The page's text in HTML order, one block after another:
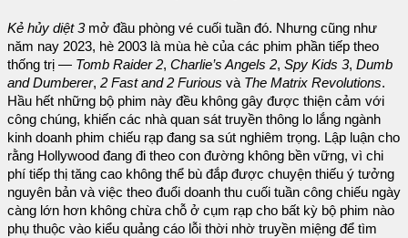
Kẻ hủy diệt 3mở đầu phòng vé cuối tuần đó. Nhưng cũng như
năm nay 2023, hè 2003 là mùa hè của các phim phần tiếp theo
thống trị — Tomb Raider 2, Charlie’s Angels 2, Spy Kids 3, Dumb
and Dumberer, 2 Fast and 2 Furious và The Matrix Revolutions.
Hầu hết những bộ phim này đều không gây được thiện cảm với
công chúng, khiến các nhà quan sát truyền thông lo lắng ngành
kinh doanh phim chiếu rạp đang sa sút nghiêm trọng. Lập luận cho
rằng Hollywood đang đi theo con đường không bền vững, vì chi
phí tiếp thị tăng cao không thể bù đắp được chuyện thiếu ý tưởng
nguyên bản và việc theo đuổi doanh thu cuối tuần công chiếu ngày
càng lớn hơn không chừa chỗ ở cụm rạp cho bất kỳ bộ phim nào
phụ thuộc vào kiểu quảng cáo lỗi thời nhờ truyền miệng để tìm